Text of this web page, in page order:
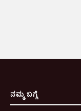
ನಮ್ಮ ಬಗ್ಗೆ